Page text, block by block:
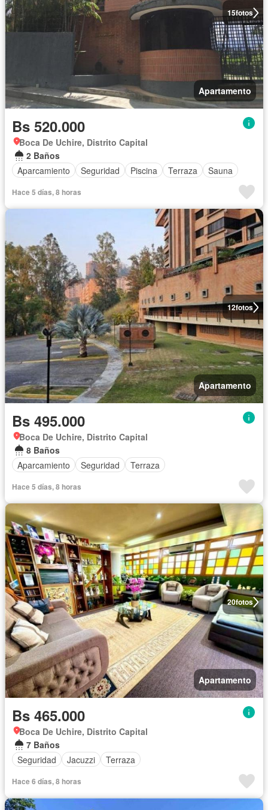
15fotos
Apartamento
Bs 520.000
Boca De Uchire, Distrito Capital
2 Baños
Aparcamiento
Seguridad Piscina Terraza Sauna
Hace 5 días, 8 horas
12fotos
Apartamento
Bs 495.000
Boca De Uchire, Distrito Capital
8 Baños
Aparcamiento
Seguridad Terraza
Hace 5 días, 8 horas
20fotos
Apartamento
Bs 465.000
Boca De Uchire, Distrito Capital
7 Baños
Seguridad
Jacuzzi Terraza
Hace 6 días, 8 horas